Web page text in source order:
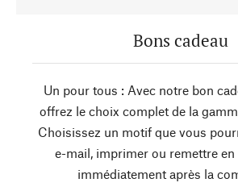
Bons cadeau
Un pour tous : Avec notre bon
offrez le choix complet de la
Choisissez un motif que vous
e-mail, imprimer ou remettre
immédiatement après la